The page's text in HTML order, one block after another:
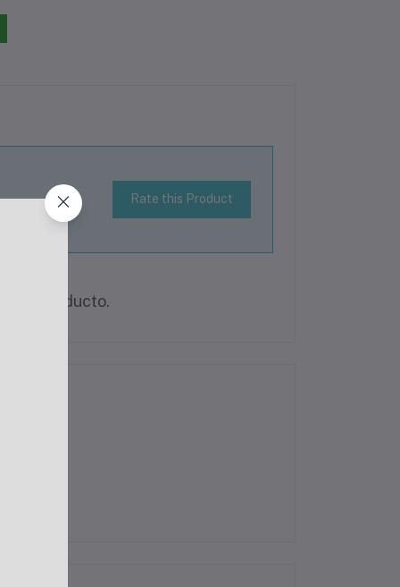
Rate this Product
este producto.